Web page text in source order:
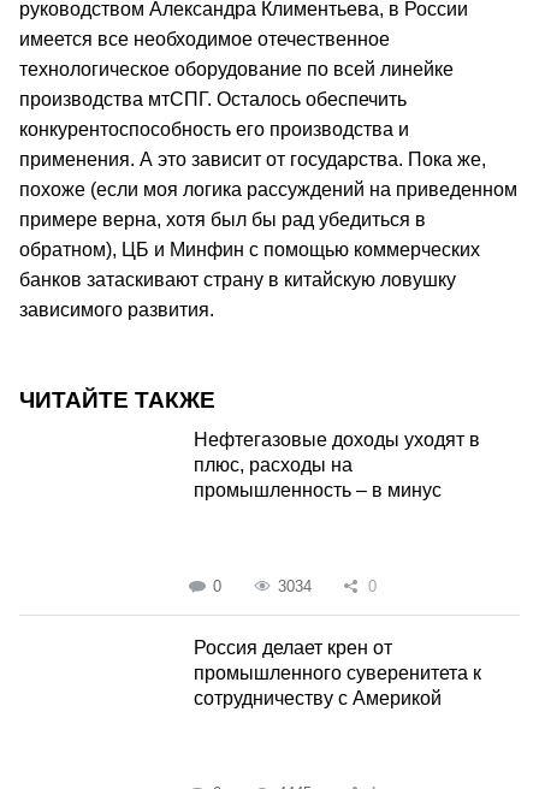
руководством Александра Климентьева, в России
имеется все необходимое отечественное
технологическое оборудование по всей линейке
производства мтСПГ. Осталось обеспечить
конкурентоспособность его производства и
применения. А это зависит от государства. Пока же,
похоже (если моя логика рассуждений на приведенном
примере верна, хотя был бы рад убедиться в
обратном), ЦБ и Минфин с помощью коммерческих
банков затаскивают страну в китайскую ловушку
зависимого развития.
ЧИТАЙТЕ ТАКЖЕ
Нефтегазовые доходы уходят в
плюс, расходы на
промышленность – в минус
0 3034 0
Россия делает крен от
промышленного суверенитета к
сотрудничеству с Америкой